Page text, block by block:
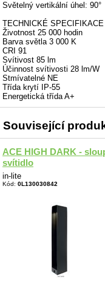
Světelný vertikální úhel: 90°
TECHNICKÉ SPECIFIKACE
Životnost 25 000 hodin
Barva světla 3 000 K
CRI 91
Svítivost 85 lm
Účinnost svítivosti 28 lm/W
Stmívatelné NE
Třída krytí IP-55
Energetická třída A+
Související
ACE HIGH DARK -
svítidlo
in-lite
Kód: 0L130030842